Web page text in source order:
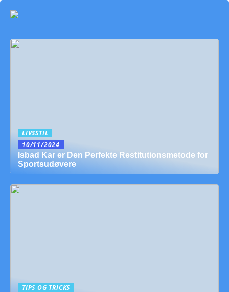
LIVSSTIL
10/11/2024
Isbad Kar er Den Perfekte Restitutionsmetode for
Sportsudøvere
TIPS OG TRICKS